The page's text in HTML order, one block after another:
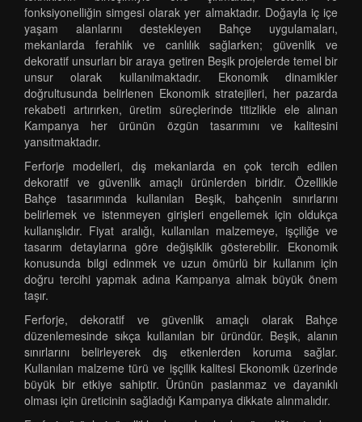
fonksiyonelliğin simgesi olarak yer almaktadır. Doğayla iç içe
yaşam alanlarını destekleyen Bahçe uygulamaları,
mekanlarda ferahlık ve canlılık sağlarken; güvenlik ve
dekoratif unsurları bir araya getiren Beşik projelerde temel bir
unsur olarak kullanılmaktadır. Ekonomik dinamikler
doğrultusunda belirlenen Ekonomik stratejileri, her pazarda
rekabeti artırırken, üretim süreçlerinde titizlikle ele alınan
Kampanya her ürünün özgün tasarımını ve kalitesini
yansıtmaktadır.
Ferforje modelleri, dış mekanlarda en çok tercih edilen
dekoratif ve güvenlik amaçlı ürünlerden biridir. Özellikle
Bahçe tasarımında kullanılan Beşik, bahçenin sınırlarını
belirlemek ve istenmeyen girişleri engellemek için oldukça
kullanışlıdır. Fiyat aralığı, kullanılan malzemeye, işçiliğe ve
tasarım detaylarına göre değişiklik gösterebilir. Ekonomik
konusunda bilgi edinmek ve uzun ömürlü bir kullanım için
doğru tercihi yapmak adına Kampanya almak büyük önem
taşır.
Ferforje, dekoratif ve güvenlik amaçlı olarak Bahçe
düzenlemesinde sıkça kullanılan bir üründür. Beşik, alanın
sınırlarını belirleyerek dış etkenlerden koruma sağlar.
Kullanılan malzeme türü ve işçilik kalitesi Ekonomik üzerinde
büyük bir etkiye sahiptir. Ürünün paslanmaz ve dayanıklı
olması için üreticinin sağladığı Kampanya dikkate alınmalıdır.